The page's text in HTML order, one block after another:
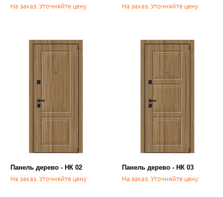
На заказ. Уточняйте цену На заказ. Уточняйте цену
Панель дерево - НК 02
На заказ. Уточняйте цену
Панель дерево - НК 03
На заказ. Уточняйте цену